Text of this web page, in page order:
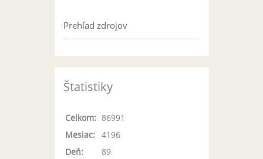
Prehľad zdrojov
Štatistiky
Celkom: 86991
Mesiac:
4196
Deň:
89